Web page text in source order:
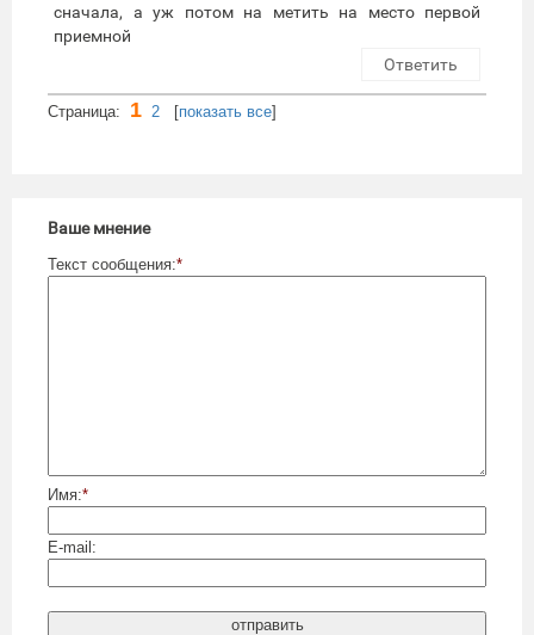
сначала, а уж потом на метить на место первой
приемной
Ответить
Cтраница: 1 2 [показать все]
Ваше мнение
Текст сообщения:*
Имя:*
E-mail: